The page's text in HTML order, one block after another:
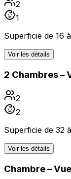
2
1
Superficie de 16
Voir les détails
2 Chambres –
2
2
Superficie de 32
Voir les détails
Chambre –